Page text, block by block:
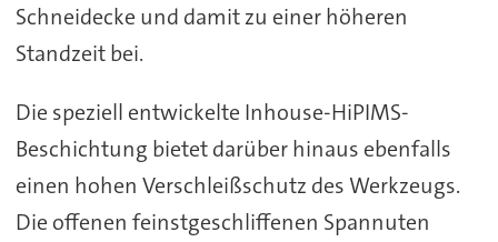
Schneidecke und damit zu einer höheren
Standzeit bei.
Die speziell entwickelte Inhouse-HiPIMS-
Beschichtung bietet darüber hinaus ebenfalls
einen hohen Verschleißschutz des Werkzeugs.
Die offenen feinstgeschliffenen Spannuten